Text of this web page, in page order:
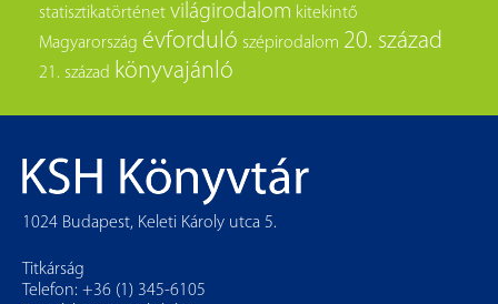
statisztikatörténet világirodalom kitekintő
Magyarország évforduló szépirodalom 20. század
21. század könyvajánló
1024 Budapest, Keleti Károly utca 5.
Titkárság
Telefon: +36 (1) 345-6105